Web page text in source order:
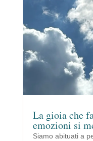
La gioia che
emozioni si
Siamo abituati a